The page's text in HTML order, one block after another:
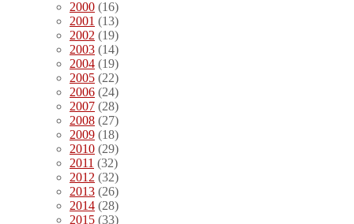
2000 (16)
2001 (13)
2002 (19)
2003 (14)
2004 (19)
2005 (22)
2006 (24)
2007 (28)
2008 (27)
2009 (18)
2010 (29)
2011 (32)
2012 (32)
2013 (26)
2014 (28)
2015 (33)